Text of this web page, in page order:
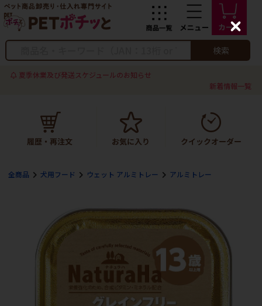
検索
夏季休業及び発送スケジュールのお知らせ
新着情報一覧
全商品 犬用フード ウェット アルミトレー アルミトレー
C
l
s